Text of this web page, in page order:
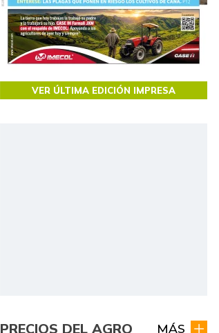
VER ÚLTIMA EDICIÓN IMPRESA
PRECIOS DEL AGRO MÁS